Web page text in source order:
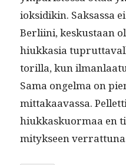
iok­sidikin. Sak­sas­sa
Berli­i­ni, keskus­taan
hiukka­sia
to­ril­la, kun
Sama ongel­ma on
mit­takaavas­sa.
hiukkaskuor­maa en
mi­tyk­seen